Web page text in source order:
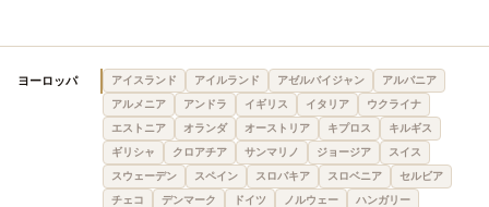
ヨーロッパ アイスランド アイルランド アゼルバイジャン
アルバニア
アルメニア
アンドラ イギリス イタリア
ウクライナ
エストニア
オランダ オーストリア キプロス
キルギス
ギリシャ
クロアチア サンマリノ ジョージア
スイス
スウェーデン
スペイン スロバキア スロベニア
セルビア
チェコ
デンマーク ドイツ ノルウェー
ハンガリー